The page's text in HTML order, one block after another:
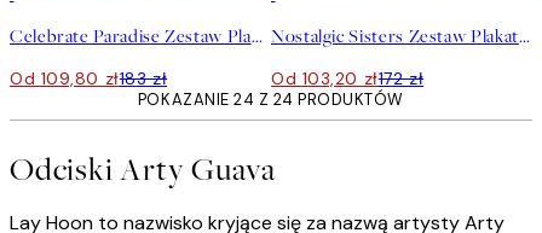
Celebrate Paradise Zestaw Plakatów
Od 109,80 zł183 zł
Nostalgic Sisters Zestaw Plakatów
Od 103,20 zł172 zł
POKAZANIE 24 Z 24 PRODUKTÓW
Odciski Arty Guava
Lay Hoon to nazwisko kryjące się za nazwą artysty Arty